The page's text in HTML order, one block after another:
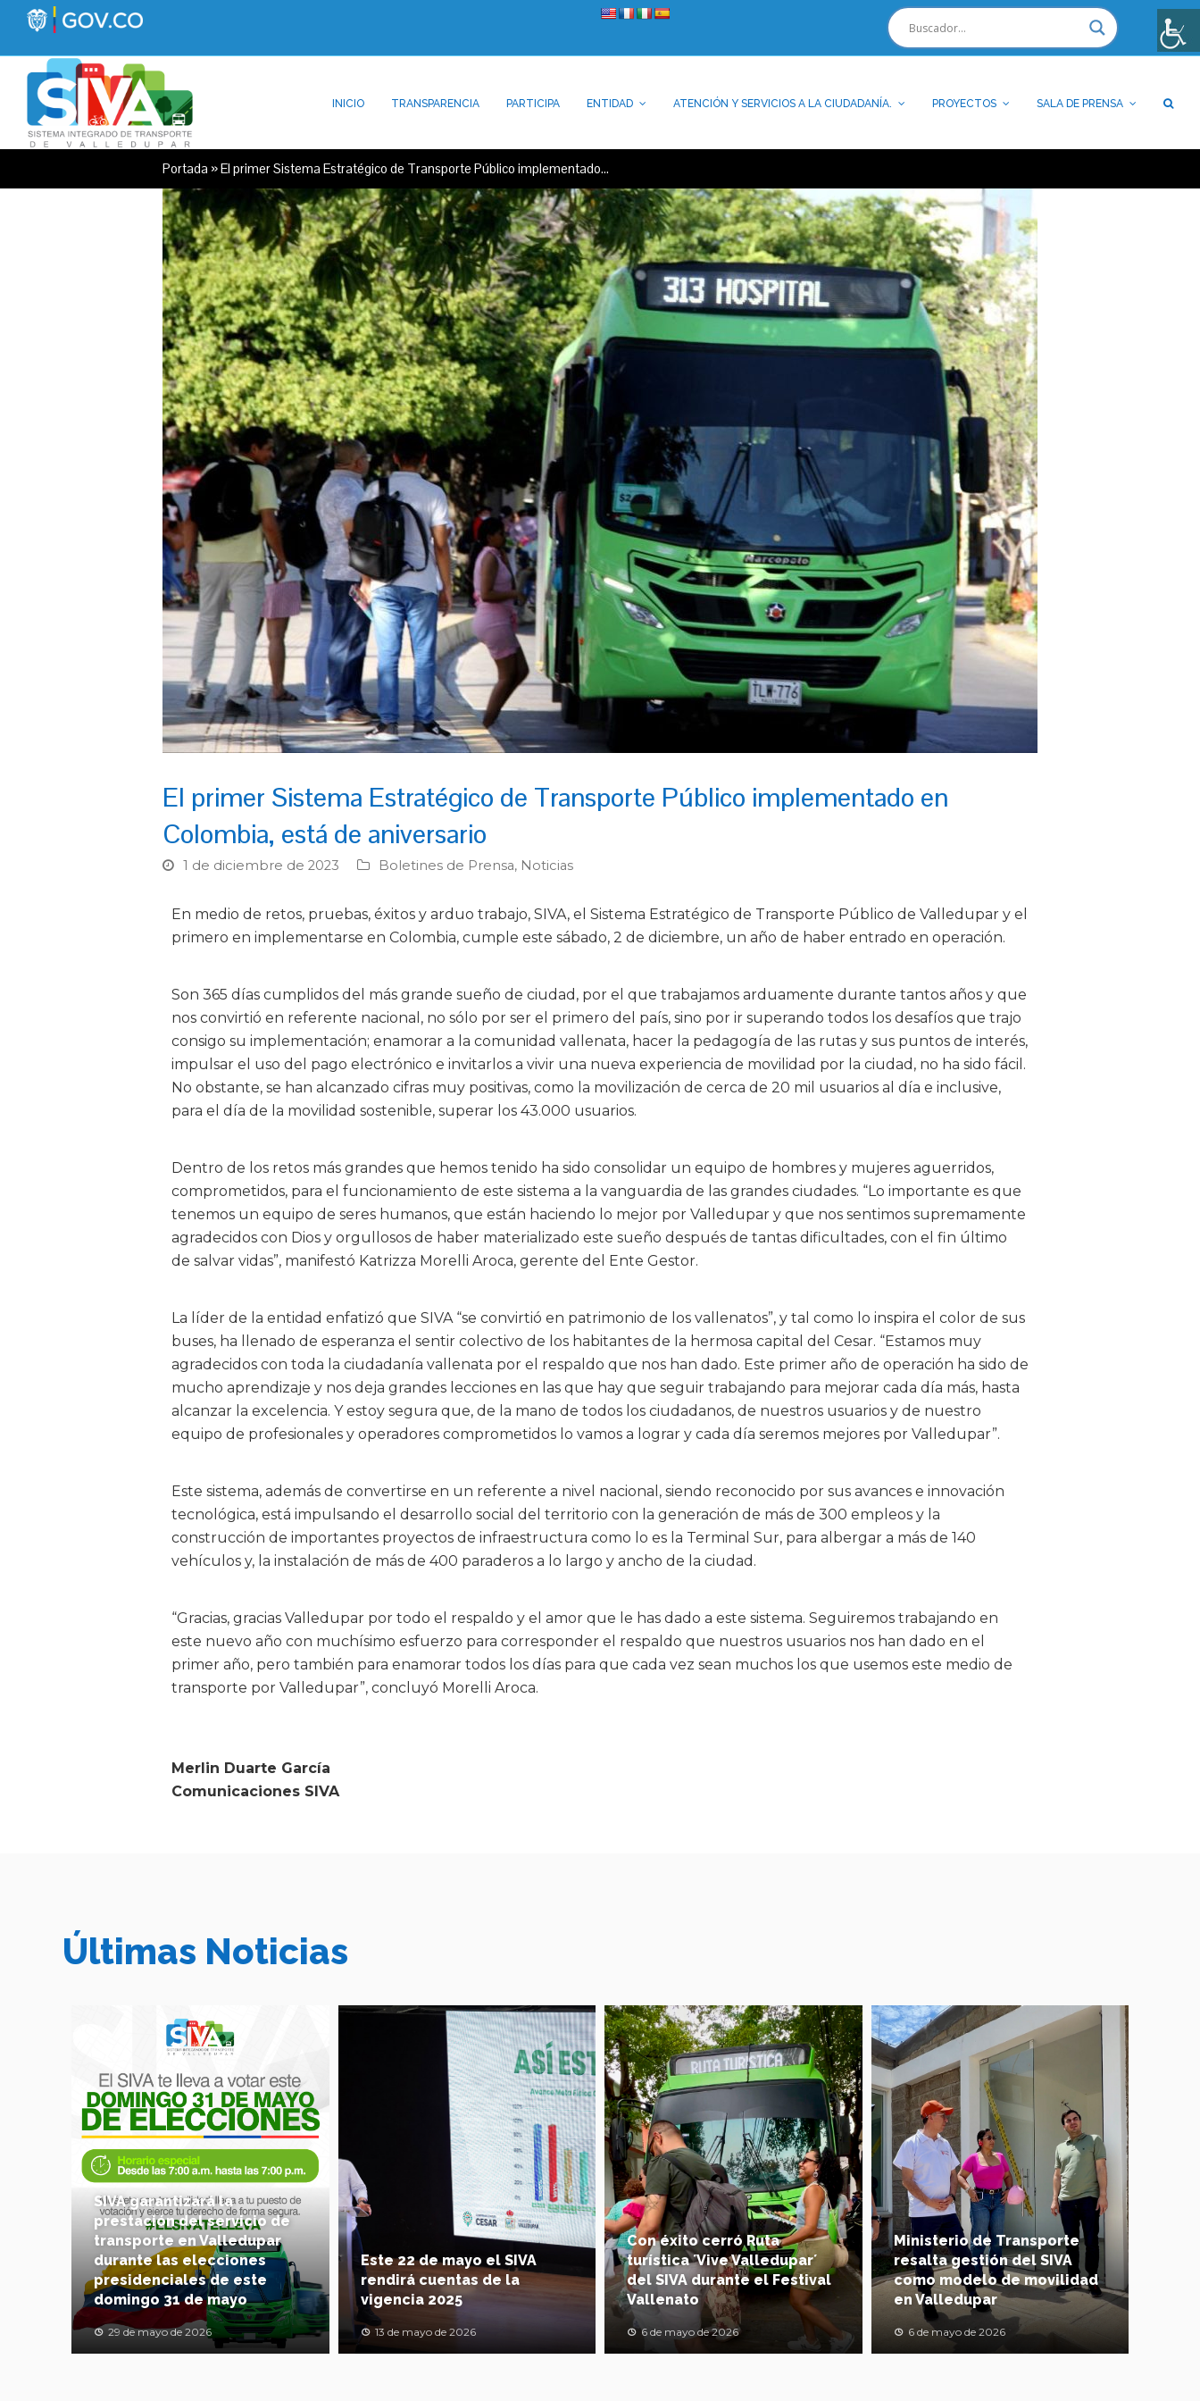
INICIO TRANSPARENCIA PARTICIPA ENTIDAD ATENCIÓN Y SERVICIOS A LA CIUDADANÍA. PROYECTOS SALA DE PRENSA
Portada »El primer Sistema Estratégico de Transporte Público implementado…
El primer Sistema Estratégico de Transporte Público implementado en
Colombia, está de aniversario
1 de diciembre de 2023 Boletines de Prensa, Noticias
En medio de retos, pruebas, éxitos y arduo trabajo, SIVA, el Sistema Estratégico de Transporte Público de Valledupar y el
primero en implementarse en Colombia, cumple este sábado, 2 de diciembre, un año de haber entrado en operación.
Son 365 días cumplidos del más grande sueño de ciudad, por el que trabajamos arduamente durante tantos años y que
nos convirtió en referente nacional, no sólo por ser el primero del país, sino por ir superando todos los desafíos que trajo
consigo su implementación; enamorar a la comunidad vallenata, hacer la pedagogía de las rutas y sus puntos de interés,
impulsar el uso del pago electrónico e invitarlos a vivir una nueva experiencia de movilidad por la ciudad, no ha sido fácil.
No obstante, se han alcanzado cifras muy positivas, como la movilización de cerca de 20 mil usuarios al día e inclusive,
para el día de la movilidad sostenible, superar los 43.000 usuarios.
Dentro de los retos más grandes que hemos tenido ha sido consolidar un equipo de hombres y mujeres aguerridos,
comprometidos, para el funcionamiento de este sistema a la vanguardia de las grandes ciudades. “Lo importante es que
tenemos un equipo de seres humanos, que están haciendo lo mejor por Valledupar y que nos sentimos supremamente
agradecidos con Dios y orgullosos de haber materializado este sueño después de tantas dificultades, con el fin último
de salvar vidas”, manifestó Katrizza Morelli Aroca, gerente del Ente Gestor.
La líder de la entidad enfatizó que SIVA “se convirtió en patrimonio de los vallenatos”, y tal como lo inspira el color de sus
buses, ha llenado de esperanza el sentir colectivo de los habitantes de la hermosa capital del Cesar. “Estamos muy
agradecidos con toda la ciudadanía vallenata por el respaldo que nos han dado. Este primer año de operación ha sido de
mucho aprendizaje y nos deja grandes lecciones en las que hay que seguir trabajando para mejorar cada día más, hasta
alcanzar la excelencia. Y estoy segura que, de la mano de todos los ciudadanos, de nuestros usuarios y de nuestro
equipo de profesionales y operadores comprometidos lo vamos a lograr y cada día seremos mejores por Valledupar”.
Este sistema, además de convertirse en un referente a nivel nacional, siendo reconocido por sus avances e innovación
tecnológica, está impulsando el desarrollo social del territorio con la generación de más de 300 empleos y la
construcción de importantes proyectos de infraestructura como lo es la Terminal Sur, para albergar a más de 140
vehículos y, la instalación de más de 400 paraderos a lo largo y ancho de la ciudad.
“Gracias, gracias Valledupar por todo el respaldo y el amor que le has dado a este sistema. Seguiremos trabajando en
este nuevo año con muchísimo esfuerzo para corresponder el respaldo que nuestros usuarios nos han dado en el
primer año, pero también para enamorar todos los días para que cada vez sean muchos los que usemos este medio de
transporte por Valledupar”, concluyó Morelli Aroca.
Merlin Duarte García
Comunicaciones SIVA
Últimas Noticias
SIVA garantizará la
prestación del servicio de
transporte en Valledupar
durante las elecciones
presidenciales de este
domingo 31 de mayo
29 de mayo de 2026
Este 22 de mayo el SIVA
rendirá cuentas de la
vigencia 2025
13 de mayo de 2026
Con éxito cerró Ruta
turística ´Vive Valledupar´
del SIVA durante el Festival
Vallenato
6 de mayo de 2026
Ministerio de Transporte
resalta gestión del SIVA
como modelo de movilidad
en Valledupar
6 de mayo de 2026